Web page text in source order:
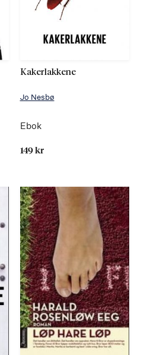
Kakerlakkene
Jo Nesbø
Ebok
149 kr